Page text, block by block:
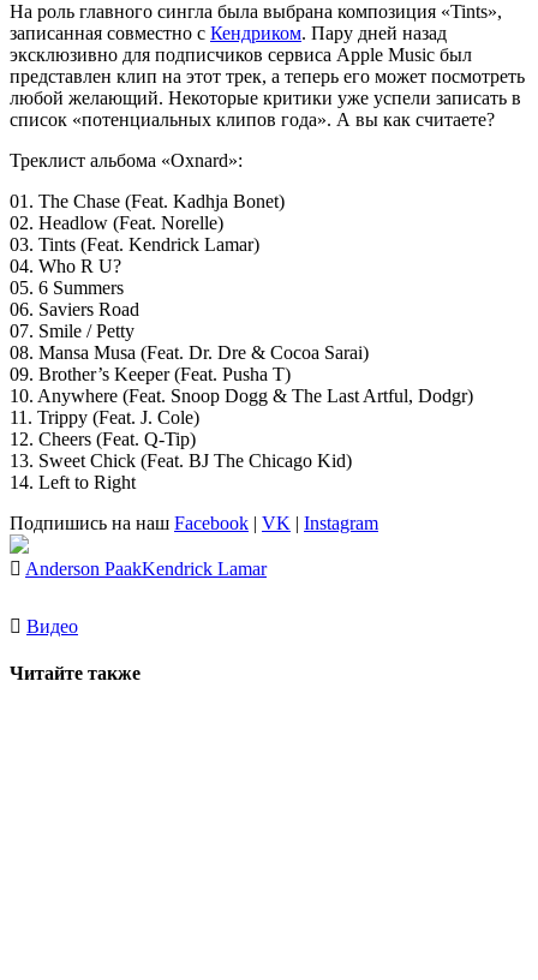
На роль главного сингла была выбрана композиция «Tints»,
записанная совместно с Кендриком. Пару дней назад
эксклюзивно для подписчиков сервиса Apple Music был
представлен клип на этот трек, а теперь его может посмотреть
любой желающий. Некоторые критики уже успели записать в
список «потенциальных клипов года». А вы как считаете?
Треклист альбома «Oxnard»:
01. The Chase (Feat. Kadhja Bonet)
02. Headlow (Feat. Norelle)
03. Tints (Feat. Kendrick Lamar)
04. Who R U?
05. 6 Summers
06. Saviers Road
07. Smile / Petty
08. Mansa Musa (Feat. Dr. Dre & Cocoa Sarai)
09. Brother’s Keeper (Feat. Pusha T)
10. Anywhere (Feat. Snoop Dogg & The Last Artful, Dodgr)
11. Trippy (Feat. J. Cole)
12. Cheers (Feat. Q-Tip)
13. Sweet Chick (Feat. BJ The Chicago Kid)
14. Left to Right
Подпишись на наш Facebook | VK | Instagram
Anderson PaakKendrick Lamar
Видео
Читайте также